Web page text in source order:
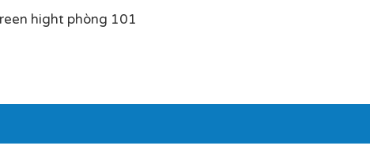
hight phòng 101